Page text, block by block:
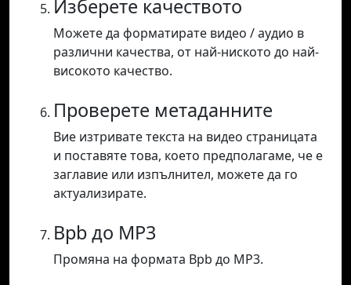
Изберете качеството
Можете да форматирате видео / аудио в
различни качества, от най-ниското до най-
високото качество.
Проверете метаданните
Вие изтривате текста на видео страницата
и поставяте това, което предполагаме, че е
заглавие или изпълнител, можете да го
актуализирате.
Bpb до MP3
Промяна на формата Bpb до MP3.